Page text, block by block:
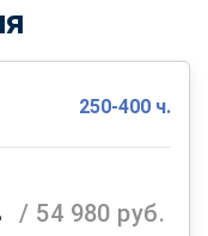
250-400 ч.
/ 54 980 руб.